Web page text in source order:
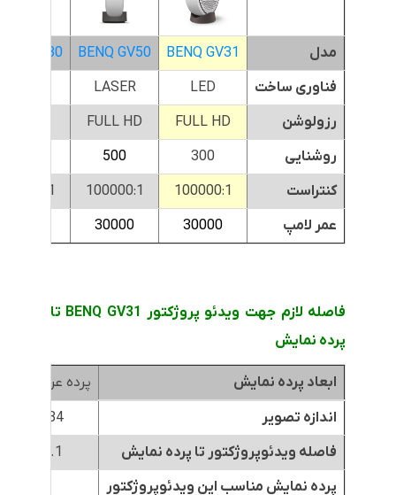
مدل BENQ GV31
BENQ GV50
GV30
فناوری ساخت
LED
LASER
رزولوشن
FULL HD
FULL HD
روشنایی
300
500
کنتراست
100000:1
100000:1
عمر لامپ
30000
30000
فاصله لازم جهت ویدئو پروژکتور BENQ GV31
تا
پرده نمایش
ابعاد پرده نمایش
پرده عرض 1.8متر
اندازه تصویر
84 اینچ
فاصله ویدئوپروژکتور تا پرده نمایش
2.1 متر
پرده نمایش مناسب این ویدئوپروژکتور